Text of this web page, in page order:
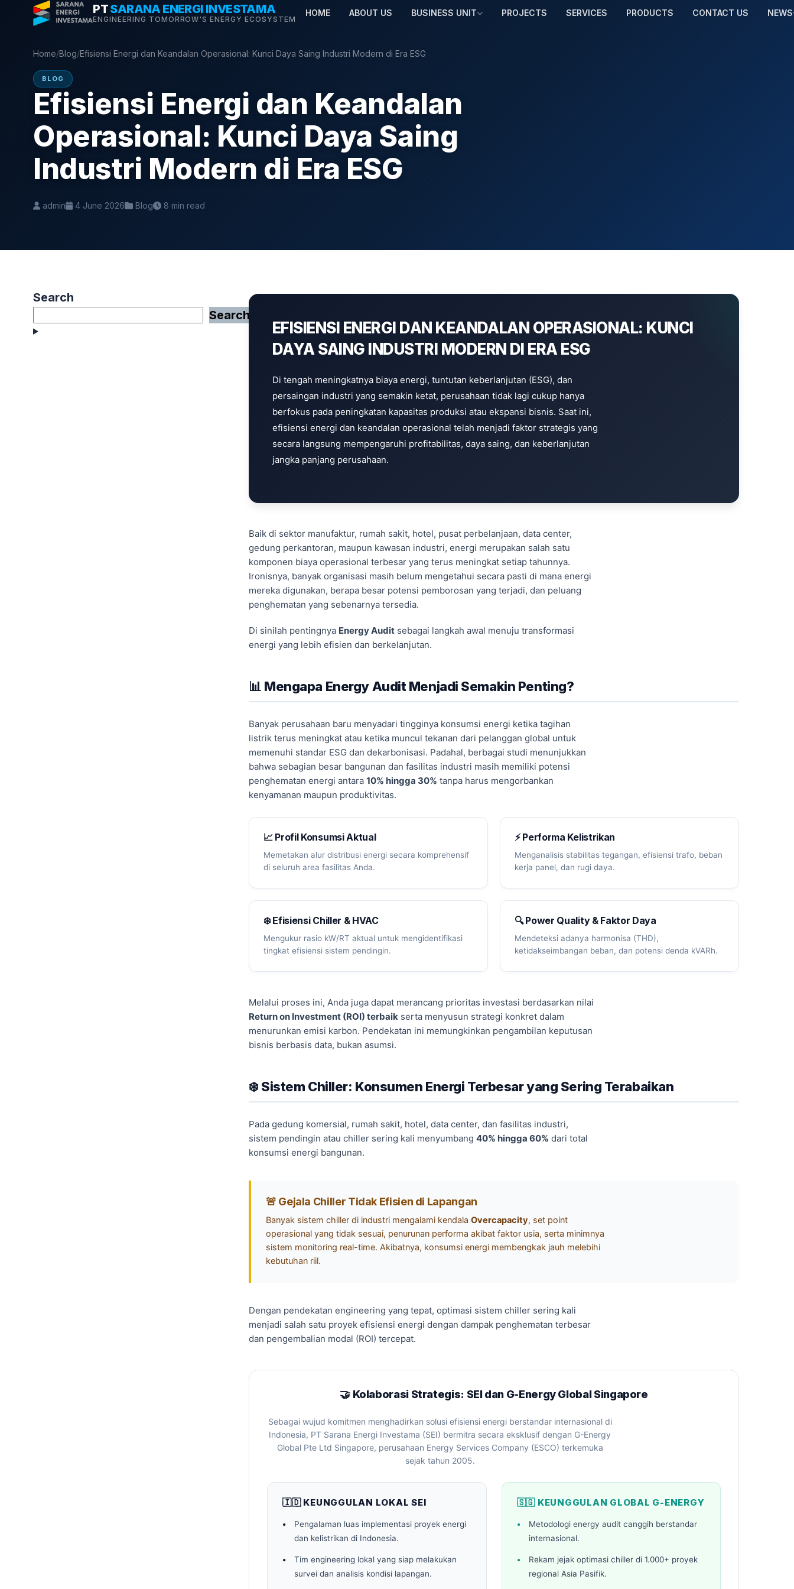
PTSARANA ENERGI INVESTAMA
ENGINEERING TOMORROW'S ENERGY ECOSYSTEM
HOME ABOUT US BUSINESS UNIT PROJECTS SERVICES PRODUCTS CONTACT US
Home/Blog/Efisiensi Energi dan Keandalan Operasional: Kunci Daya Saing Industri Modern di Era ESG
BLOG
Efisiensi Energi dan Keandalan
Operasional: Kunci Daya Saing
Industri Modern di Era ESG
admin 4 June 2026 Blog 8 min read
Search
Search
EFISIENSI ENERGI DAN KEANDALAN OPERASIONAL: KUNCI
DAYA SAING INDUSTRI MODERN DI ERA ESG
Di tengah meningkatnya biaya energi, tuntutan keberlanjutan (ESG), dan
persaingan industri yang semakin ketat, perusahaan tidak lagi cukup hanya
berfokus pada peningkatan kapasitas produksi atau ekspansi bisnis. Saat ini,
efisiensi energi dan keandalan operasional telah menjadi faktor strategis yang
secara langsung mempengaruhi profitabilitas, daya saing, dan keberlanjutan
jangka panjang perusahaan.
Baik di sektor manufaktur, rumah sakit, hotel, pusat perbelanjaan, data center,
gedung perkantoran, maupun kawasan industri, energi merupakan salah satu
komponen biaya operasional terbesar yang terus meningkat setiap tahunnya.
Ironisnya, banyak organisasi masih belum mengetahui secara pasti di mana energi
mereka digunakan, berapa besar potensi pemborosan yang terjadi, dan peluang
penghematan yang sebenarnya tersedia.
Di sinilah pentingnya Energy Audit sebagai langkah awal menuju transformasi
energi yang lebih efisien dan berkelanjutan.
📊 Mengapa Energy Audit Menjadi Semakin Penting?
Banyak perusahaan baru menyadari tingginya konsumsi energi ketika tagihan
listrik terus meningkat atau ketika muncul tekanan dari pelanggan global untuk
memenuhi standar ESG dan dekarbonisasi. Padahal, berbagai studi menunjukkan
bahwa sebagian besar bangunan dan fasilitas industri masih memiliki potensi
penghematan energi antara 10% hingga 30% tanpa harus mengorbankan
kenyamanan maupun produktivitas.
📈 Profil Konsumsi Aktual
Memetakan alur distribusi energi secara komprehensif
di seluruh area fasilitas Anda.
⚡ Performa Kelistrikan
Menganalisis stabilitas tegangan, efisiensi trafo, beban
kerja panel, dan rugi daya.
❄️ Efisiensi Chiller & HVAC
Mengukur rasio kW/RT aktual untuk mengidentifikasi
tingkat efisiensi sistem pendingin.
🔍 Power Quality & Faktor Daya
Mendeteksi adanya harmonisa (THD),
ketidakseimbangan beban, dan potensi denda kVARh.
Melalui proses ini, Anda juga dapat merancang prioritas investasi berdasarkan nilai
Return on Investment (ROI) terbaik serta menyusun strategi konkret dalam
menurunkan emisi karbon. Pendekatan ini memungkinkan pengambilan keputusan
bisnis berbasis data, bukan asumsi.
❄️ Sistem Chiller: Konsumen Energi Terbesar yang Sering Terabaikan
Pada gedung komersial, rumah sakit, hotel, data center, dan fasilitas industri,
sistem pendingin atau chiller sering kali menyumbang 40% hingga 60% dari total
konsumsi energi bangunan.
🚨 Gejala Chiller Tidak Efisien di Lapangan
Banyak sistem chiller di industri mengalami kendala Overcapacity, set point
operasional yang tidak sesuai, penurunan performa akibat faktor usia, serta minimnya
sistem monitoring real-time. Akibatnya, konsumsi energi membengkak jauh melebihi
kebutuhan riil.
Dengan pendekatan engineering yang tepat, optimasi sistem chiller sering kali
menjadi salah satu proyek efisiensi energi dengan dampak penghematan terbesar
dan pengembalian modal (ROI) tercepat.
🤝 Kolaborasi Strategis: SEI dan G-Energy Global Singapore
Sebagai wujud komitmen menghadirkan solusi efisiensi energi berstandar internasional di
Indonesia, PT Sarana Energi Investama (SEI) bermitra secara eksklusif dengan G-Energy
Global Pte Ltd Singapore, perusahaan Energy Services Company (ESCO) terkemuka
sejak tahun 2005.
🇮🇩 KEUNGGULAN LOKAL SEI
Pengalaman luas implementasi proyek energi
dan kelistrikan di Indonesia.
Tim engineering lokal yang siap melakukan
survei dan analisis kondisi lapangan.
🇸🇬 KEUNGGULAN GLOBAL G-ENERGY
Metodologi energy audit canggih berstandar
internasional.
Rekam jejak optimasi chiller di 1.000+ proyek
regional Asia Pasifik.